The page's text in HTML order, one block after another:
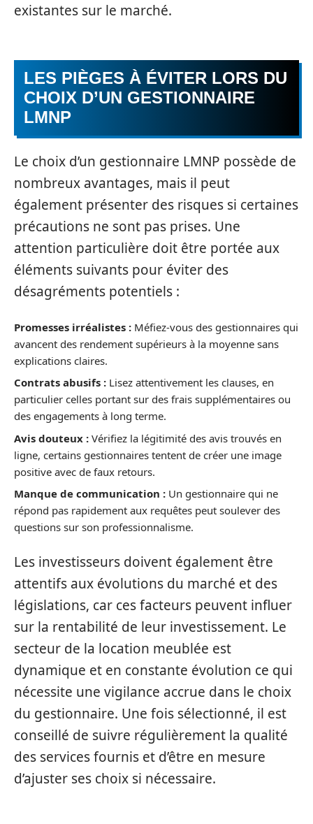
existantes sur le marché.
LES PIÈGES À ÉVITER LORS DU
CHOIX D’UN GESTIONNAIRE
LMNP
Le choix d’un gestionnaire LMNP possède de
nombreux avantages, mais il peut
également présenter des risques si certaines
précautions ne sont pas prises. Une
attention particulière doit être portée aux
éléments suivants pour éviter des
désagréments potentiels :
Promesses irréalistes : Méfiez-vous des gestionnaires qui
avancent des rendement supérieurs à la moyenne sans
explications claires.
Contrats abusifs : Lisez attentivement les clauses, en
particulier celles portant sur des frais supplémentaires ou
des engagements à long terme.
Avis douteux : Vérifiez la légitimité des avis trouvés en
ligne, certains gestionnaires tentent de créer une image
positive avec de faux retours.
Manque de communication : Un gestionnaire qui ne
répond pas rapidement aux requêtes peut soulever des
questions sur son professionnalisme.
Les investisseurs doivent également être
attentifs aux évolutions du marché et des
législations, car ces facteurs peuvent influer
sur la rentabilité de leur investissement. Le
secteur de la location meublée est
dynamique et en constante évolution ce qui
nécessite une vigilance accrue dans le choix
du gestionnaire. Une fois sélectionné, il est
conseillé de suivre régulièrement la qualité
des services fournis et d’être en mesure
d’ajuster ses choix si nécessaire.